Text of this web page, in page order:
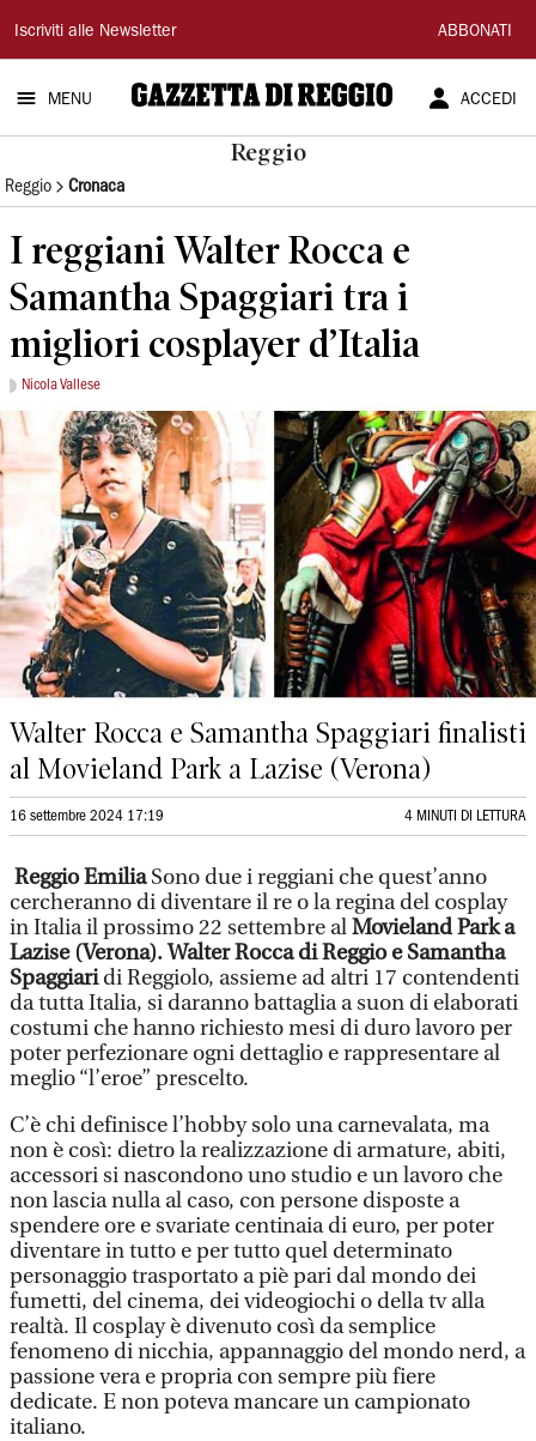
Gazzetta
di
Reggio
Iscriviti alle Newsletter ABBONATI
MENU ACCEDI
Reggio
Reggio Cronaca
I reggiani Walter Rocca e
Samantha Spaggiari tra i
migliori cosplayer d’Italia
Nicola Vallese
Walter Rocca e Samantha Spaggiari finalisti
al Movieland Park a Lazise (Verona)
16 settembre 2024 17:19 4 MINUTI DI LETTURA
Reggio EmiliaSono due i reggiani che quest’anno
cercheranno di diventare il re o la regina del cosplay
in Italia il prossimo 22 settembre alMovieland Park a
Lazise (Verona).Walter Rocca di Reggio e Samantha
Spaggiaridi Reggiolo, assieme ad altri 17 contendenti
da tutta Italia, si daranno battaglia a suon di elaborati
costumi che hanno richiesto mesi di duro lavoro per
poter perfezionare ogni dettaglio e rappresentare al
meglio “l’eroe” prescelto.
C’è chi definisce l’hobby solo una carnevalata, ma
non è così: dietro la realizzazione di armature, abiti,
accessori si nascondono uno studio e un lavoro che
non lascia nulla al caso, con persone disposte a
spendere ore e svariate centinaia di euro, per poter
diventare in tutto e per tutto quel determinato
personaggio trasportato a piè pari dal mondo dei
fumetti, del cinema, dei videogiochi o della tv alla
realtà. Il cosplay è divenuto così da semplice
fenomeno di nicchia, appannaggio del mondo nerd, a
passione vera e propria con sempre più fiere
dedicate. E non poteva mancare un campionato
italiano.